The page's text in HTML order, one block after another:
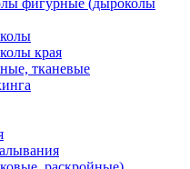
фигурные (дыроколы
края
тканевые